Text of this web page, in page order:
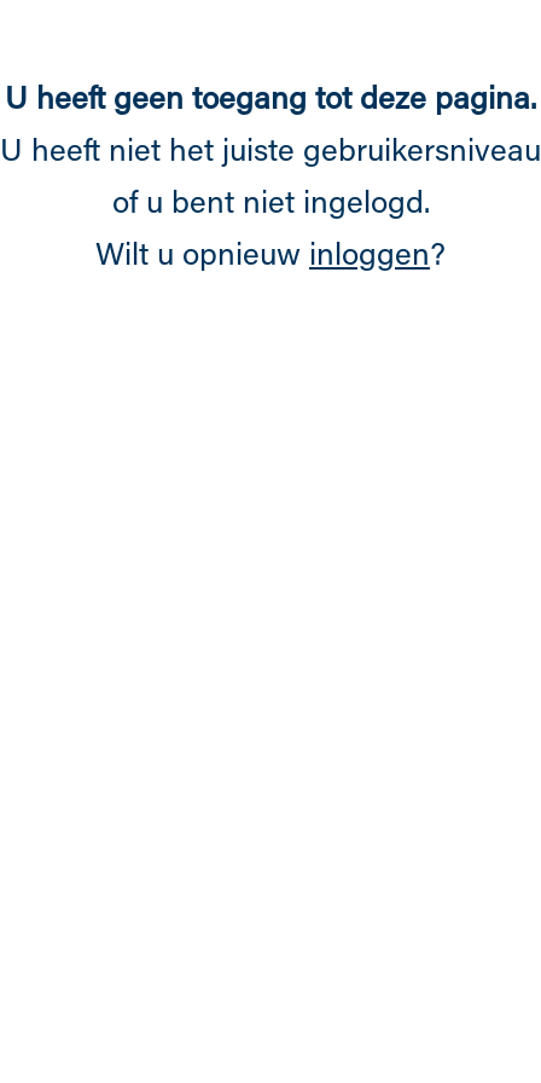
U heeft geen toegang tot deze pagina.
U heeft niet het juiste gebruikersniveau
of u bent niet ingelogd.
Wilt u opnieuw inloggen?